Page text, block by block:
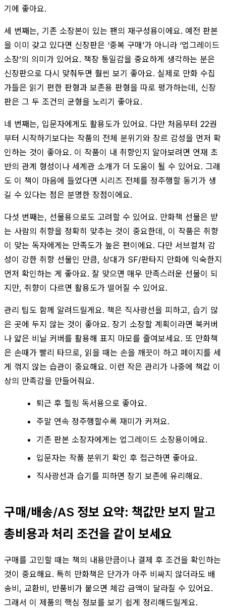
기에 좋아요.
세 번째는, 기존 소장본이 있는 팬의 재구성용이에요. 예전 판본
을 이미 갖고 있다면 신장판은 ‘중복 구매’가 아니라 ‘업그레이드
소장’의 의미가 있어요. 책장 통일감을 중요하게 생각하는 분은
신장판으로 다시 맞춰두면 훨씬 보기 좋아요. 실제로 만화 수집
가들은 읽기 편한 판형과 보존용 판형을 따로 평가하는데, 신장
판은 그 두 조건의 균형을 노리기 좋아요.
네 번째는, 입문자에게도 활용도가 있어요. 다만 처음부터 22권
부터 시작하기보다는 작품의 전체 분위기와 장르 감성을 먼저 확
인하는 것이 좋아요. 이 작품이 내 취향인지 알아보려면 연재 초
반의 관계 형성이나 세계관 소개가 더 도움이 될 수 있어요. 그래
도 이 책이 마음에 들었다면 시리즈 전체를 정주행할 동기가 생
길 수 있다는 점은 분명한 장점이에요.
다섯 번째는, 선물용으로도 고려할 수 있어요. 만화책 선물은 받
는 사람의 취향을 정확히 맞추는 것이 중요한데, 이 작품은 취향
이 맞는 독자에게는 만족도가 높은 편이에요. 다만 서브컬처 감
성이 강한 취향 선물인 만큼, 상대가 SF/판타지 만화에 익숙한지
먼저 확인하는 게 좋아요. 잘 맞으면 매우 만족스러운 선물이 되
지만, 취향이 다르면 활용도가 떨어질 수 있어요.
관리 팁도 함께 알려드릴게요. 책은 직사광선을 피하고, 습기 많
은 곳에 두지 않는 것이 좋아요. 장기 소장할 계획이라면 북커버
나 얇은 비닐 커버를 활용해 표지 마모를 줄여보세요. 또 만화책
은 손때가 빨리 타므로, 읽을 때는 손을 깨끗이 하고 페이지를 세
게 꺾지 않는 습관이 중요해요. 이런 작은 관리가 나중에 책값 이
상의 만족감을 만들어줘요.
퇴근 후 힐링 독서용으로 좋아요.
주말 연속 정주행할수록 재미가 커져요.
기존 판본 소장자에게는 업그레이드 소장용이에요.
입문자는 작품 분위기 확인 후 접근하면 좋아요.
직사광선과 습기를 피하면 장기 보존에 유리해요.
구매/배송/AS 정보 요약: 책값만 보지 말고
총비용과 처리 조건을 같이 보세요
구매를 고민할 때는 책의 내용만큼이나 결제 후 조건을 확인하는
것이 중요해요. 특히 만화책은 단가가 아주 비싸지 않더라도 배
송비, 교환비, 반품비가 붙으면 체감 금액이 달라질 수 있어요.
그래서 이 제품의 핵심 정보를 보기 쉽게 정리해드릴게요.